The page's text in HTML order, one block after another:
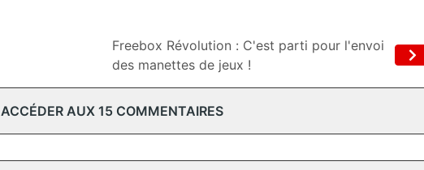
Freebox Révolution : C'est parti pour l'envoi
des manettes de jeux !
ACCÉDER AUX 15 COMMENTAIRES